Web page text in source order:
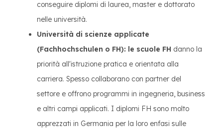
conseguire diplomi di laurea, master e dottorato
nelle università.
Università di scienze applicate
(Fachhochschulen o FH): le scuole FH danno la
priorità all'istruzione pratica e orientata alla
carriera. Spesso collaborano con partner del
settore e offrono programmi in ingegneria, business
e altri campi applicati. I diplomi FH sono molto
apprezzati in Germania per la loro enfasi sulle